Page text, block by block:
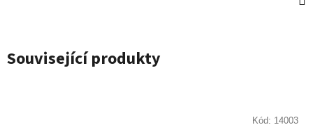
Související produkty
Kód: 14003